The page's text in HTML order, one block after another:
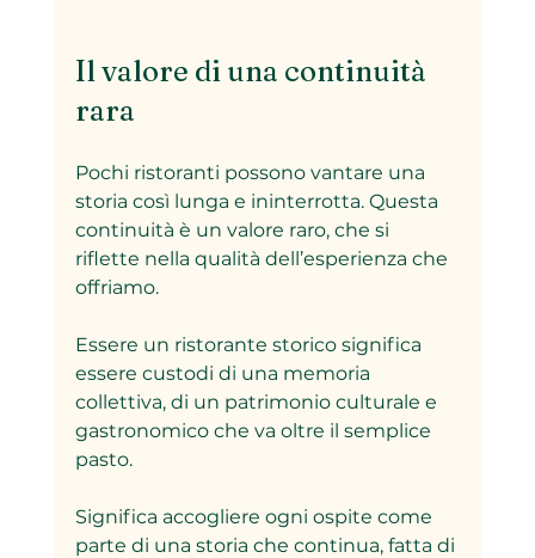
Il valore di una continuità
rara
Pochi ristoranti possono vantare una
storia così lunga e ininterrotta. Questa
continuità è un valore raro, che si
riflette nella qualità dell’esperienza che
offriamo.
Essere un ristorante storico significa
essere custodi di una memoria
collettiva, di un patrimonio culturale e
gastronomico che va oltre il semplice
pasto.
Significa accogliere ogni ospite come
parte di una storia che continua, fatta di